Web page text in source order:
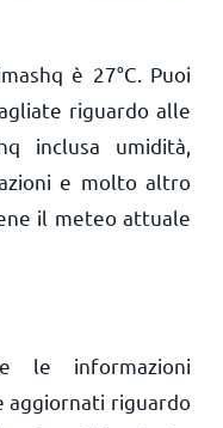
è 27°C . Puoi
riguardo alle
inclusa umidità,
e molto altro
il meteo attuale
le informazioni
aggiornati riguardo